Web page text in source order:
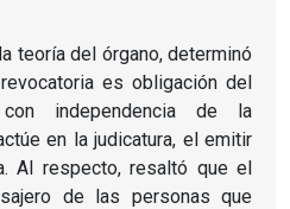
teoría del órgano, determinó
es obligación del
con independencia de la
en la judicatura, el emitir
Al respecto, resaltó que el
de las personas que